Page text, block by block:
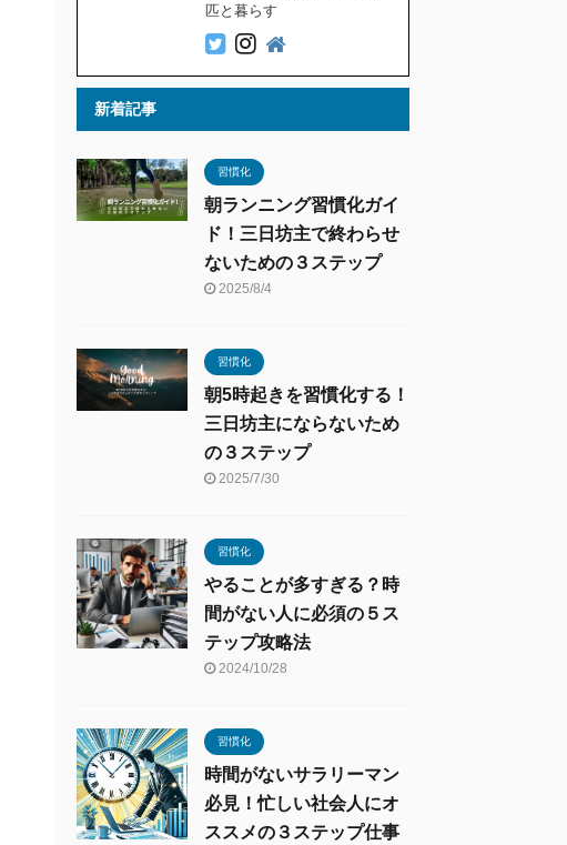
匹と暮らす
新着記事
習慣化
朝ランニング習慣化ガイ
ド！三日坊主で終わらせ
ないための３ステップ
2025/8/4
習慣化
朝5時起きを習慣化する！
三日坊主にならないため
の３ステップ
2025/7/30
習慣化
やることが多すぎる？時
間がない人に必須の５ス
テップ攻略法
2024/10/28
習慣化
時間がないサラリーマン
必見！忙しい社会人にオ
ススメの３ステップ仕事